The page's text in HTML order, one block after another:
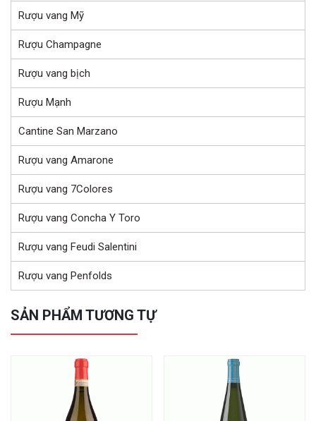
Rượu vang Mỹ
Rượu Champagne
Rượu vang bịch
Rượu Mạnh
Cantine San Marzano
Rượu vang Amarone
Rượu vang 7Colores
Rượu vang Concha Y Toro
Rượu vang Feudi Salentini
Rượu vang Penfolds
SẢN PHẨM TƯƠNG TỰ